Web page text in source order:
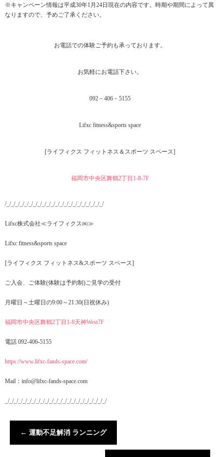
※キャンペーン情報は平成30年1月24日現在の内容です。時期や期間によって異
なりますので、予めご了承ください。
お電話での体験ご予約も承っております。
お気軽にお電話下さい。
092－406－5155
Lifxc fitness&sports space
[ライフィクス フィットネス＆スポーツ スペース]
福岡市中央区舞鶴2丁目1‐8-7F
/_/_/_/_/_/_/_/_/_/_/_/_/_/_/_/_/_/_/_/_/_/_/
Lifxc株式会社≪ライフィクス㈱≫
Lifxc fitness&sports space
[ライフィクス フィットネス&スポーツ スペース]
ご入会、ご体験(体験は予約制)ご見学の受付
月曜日～土曜日の9:00～21:30(日祝休み)
福岡市中央区舞鶴2丁目1-8天神West7F
電話 092-406-5155
https://www.lifxc-fands-space.com/
Mail：info@lifxc-fands-space.com
_/_/_/_/_/_/_/_/_/_/_/_/_/_/_/_/_/_/_/_/_/_/_/
← 運動不足解消 ランニング